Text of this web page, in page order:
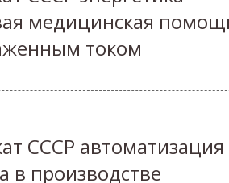
медицинская
током
СССР
в производстве